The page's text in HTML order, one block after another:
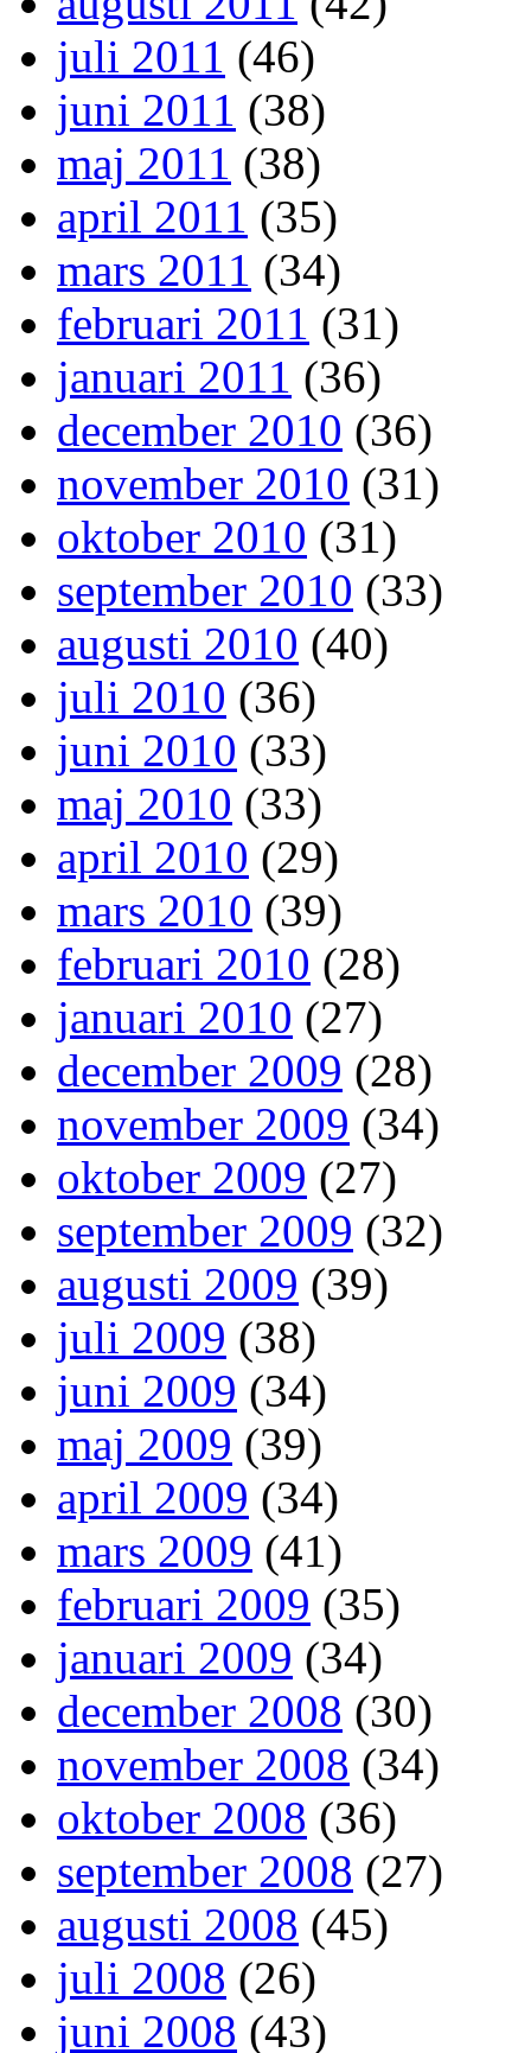
juli 2011 (46)
juni 2011 (38)
maj 2011 (38)
april 2011 (35)
mars 2011 (34)
februari 2011 (31)
januari 2011 (36)
december 2010 (36)
november 2010 (31)
oktober 2010 (31)
september 2010 (33)
augusti 2010 (40)
juli 2010 (36)
juni 2010 (33)
maj 2010 (33)
april 2010 (29)
mars 2010 (39)
februari 2010 (28)
januari 2010 (27)
december 2009 (28)
november 2009 (34)
oktober 2009 (27)
september 2009 (32)
augusti 2009 (39)
juli 2009 (38)
juni 2009 (34)
maj 2009 (39)
april 2009 (34)
mars 2009 (41)
februari 2009 (35)
januari 2009 (34)
december 2008 (30)
november 2008 (34)
oktober 2008 (36)
september 2008 (27)
augusti 2008 (45)
juli 2008 (26)
juni 2008 (43)